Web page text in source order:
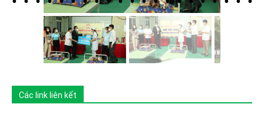
Các link liên kết